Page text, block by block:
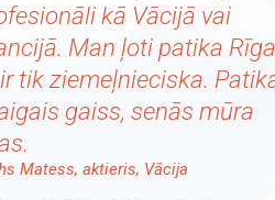
kā Vācijā vai
Man ļoti patika
tik ziemeļnieciska.
gaiss, senās mūra
Matess, aktieris, Vācija